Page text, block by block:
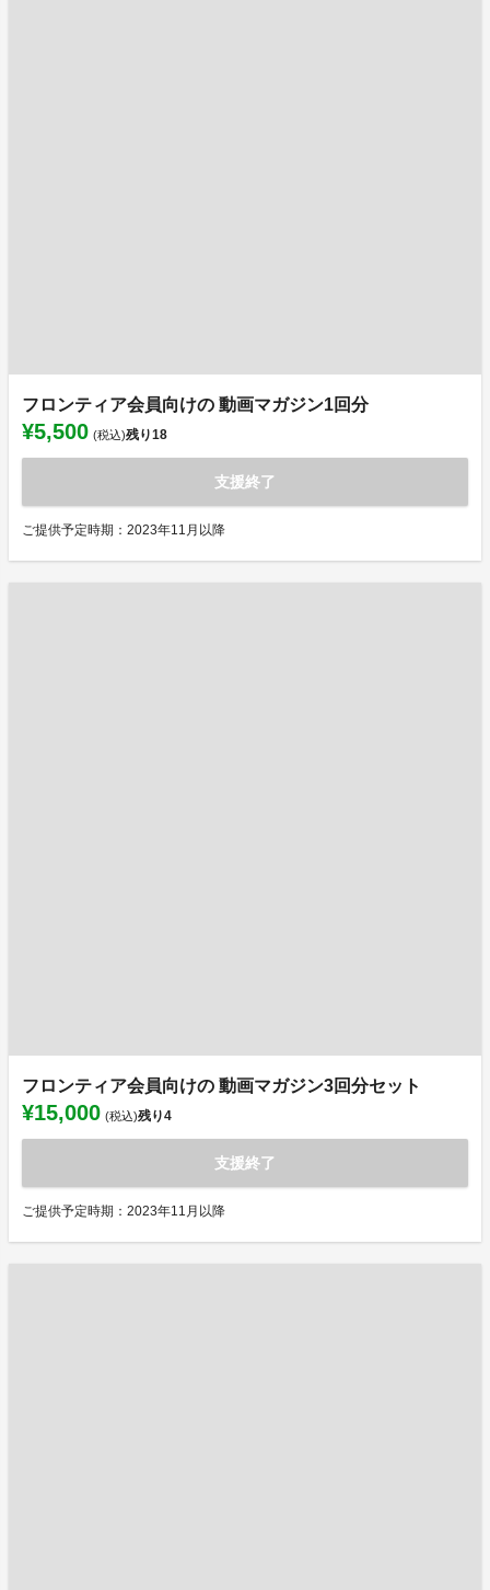
フロンティア会員向けの 動画マガジン1回分
¥5,500 (税込)残り18
支援終了
ご提供予定時期：2023年11月以降
フロンティア会員向けの 動画マガジン3回分セット
¥15,000 (税込)残り4
支援終了
ご提供予定時期：2023年11月以降